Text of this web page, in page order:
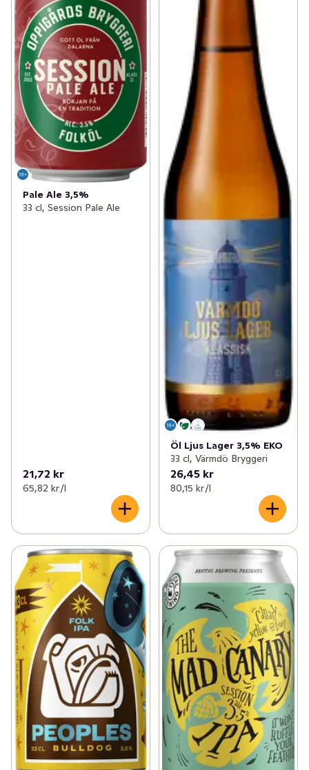
Pale Ale 3,5%
33 cl, Session Pale Ale
21,72 kr
65,82 kr /l
Öl Ljus Lager 3,5% EKO
33 cl, Värmdö Bryggeri
26,45 kr
80,15 kr /l